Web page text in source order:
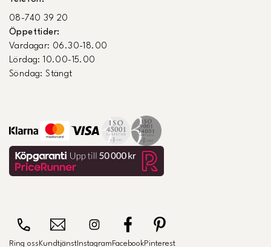
08-740 39 20
Öppettider:
Vardagar: 06.30-18.00
Lördag: 10.00-15.00
Söndag: Stängt
Ring oss Kundtjänst Instagram FacebookPinterest